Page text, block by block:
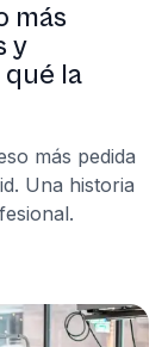
más
y
la
más pedida
Una historia